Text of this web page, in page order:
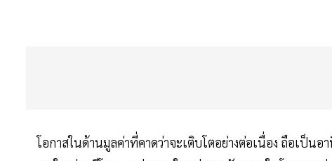
โอกาสในด้านมูลค่าที่คาดว่าจะเติบโตอย่างต่อเนื่อง ถือเป็น